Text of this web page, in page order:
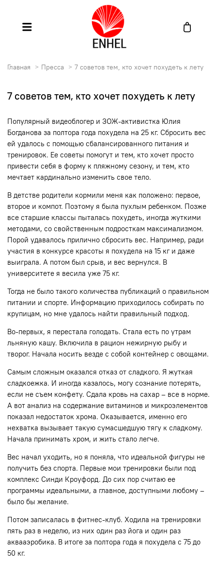
Главная Пресса 7 советов тем, кто хочет похудеть к лету
7 советов тем, кто хочет похудеть к лету
Популярный видеоблогер и ЗОЖ-активистка Юлия
Богданова за полтора года похудела на 25 кг. Сбросить вес
ей удалось с помощью сбалансированного питания и
тренировок. Ее советы помогут и тем, кто хочет просто
привести себя в форму к пляжному сезону, и тем, кто
мечтает кардинально изменить свое тело.
В детстве родители кормили меня как положено: первое,
второе и компот. Поэтому я была пухлым ребенком. Позже
все старшие классы пыталась похудеть, иногда жуткими
методами, со свойственным подросткам максимализмом.
Порой удавалось прилично сбросить вес. Например, ради
участия в конкурсе красоты я похудела на 15 кг и даже
выиграла. А потом был срыв, и вес вернулся. В
университете я весила уже 75 кг.
Тогда не было такого количества публикаций о правильном
питании и спорте. Информацию приходилось собирать по
крупицам, но мне удалось найти правильный подход.
Во-первых, я перестала голодать. Стала есть по утрам
льняную кашу. Включила в рацион нежирную рыбу и
творог. Начала носить везде с собой контейнер с овощами.
Самым сложным оказался отказ от сладкого. Я жуткая
сладкоежка. И иногда казалось, могу сознание потерять,
если не съем конфету. Сдала кровь на сахар – все в норме.
А вот анализ на содержание витаминов и микроэлементов
показал недостаток хрома. Оказывается, именно его
нехватка вызывает такую сумасшедшую тягу к сладкому.
Начала принимать хром, и жить стало легче.
Вес начал уходить, но я поняла, что идеальной фигуры не
получить без спорта. Первые мои тренировки были под
комплекс Синди Кроуфорд. До сих пор считаю ее
программы идеальными, а главное, доступными любому –
было бы желание.
Потом записалась в фитнес-клуб. Ходила на тренировки
пять раз в неделю, из них один раз йога и один раз
аквааэробика. В итоге за полтора года я похудела с 75 до
50 кг.